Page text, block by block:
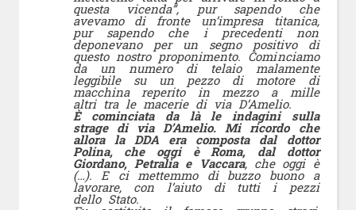
questa vicenda”, pur sapendo che
avevamo di fronte un’impresa titanica,
pur sapendo che i precedenti non
deponevano per un segno positivo di
questo nostro proponimento. Cominciamo
da un numero di telaio malamente
leggibile su un pezzo di motore di
macchina reperito in mezzo a mille
altri tra le macerie di via D’Amelio.
È cominciata da là le indagini sulla
strage di via D’Amelio. Mi ricordo che
allora la DDA era composta dal dottor
Polina, che oggi è Roma, dal dottor
Giordano, Petralia e Vaccara, che oggi è
(…). E ci mettemmo di buzzo buono a
lavorare, con l’aiuto di tutti i pezzi
dello Stato.